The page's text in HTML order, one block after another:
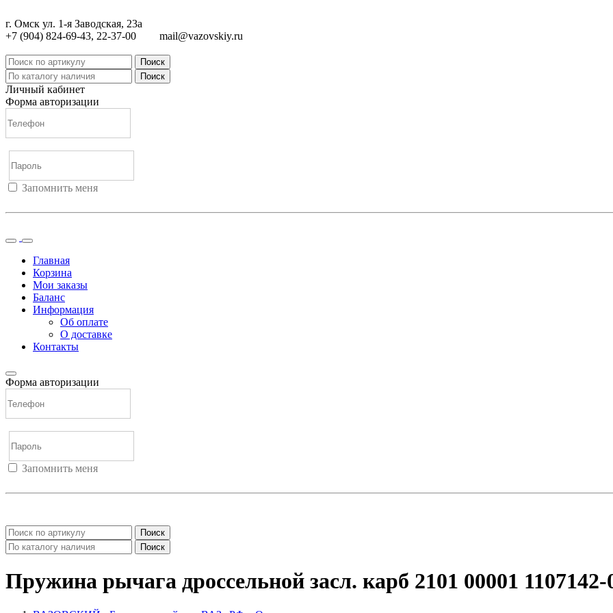
г. Омск ул. 1-я Заводская, 23а
+7 (904) 824-69-43, 22-37-00
mail@vazovskiy.ru
Поиск
Поиск
Личный кабинет
Форма авторизации
Запомнить меня
Главная
Корзина
Мои заказы
Баланс
Информация
Об оплате
О доставке
Контакты
Форма авторизации
Запомнить меня
Поиск
Поиск
Пружина рычага дроссельной засл. карб 2101 00001 1107142-